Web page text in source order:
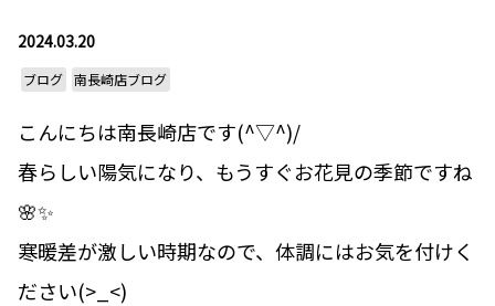
2024.03.20
ブログ 南長崎店ブログ
こんにちは南長崎店です(^▽^)/
春らしい陽気になり、もうすぐお花見の季節ですね
🌸✨
寒暖差が激しい時期なので、体調にはお気を付けく
ださい(>_<)